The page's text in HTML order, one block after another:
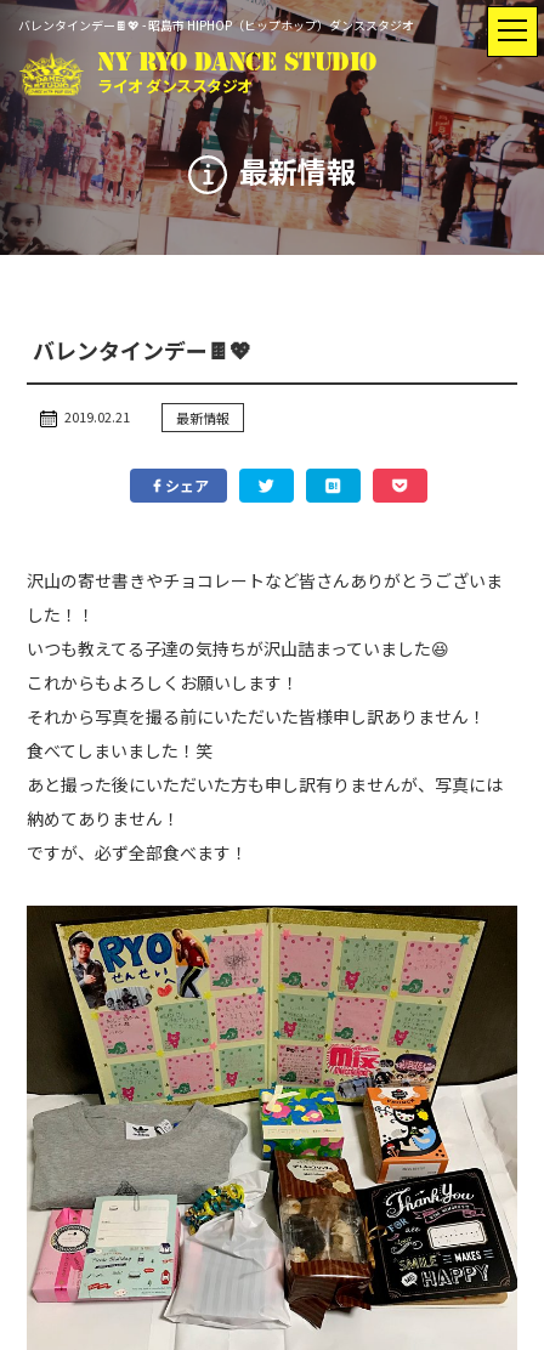
トップ 最新情報
レッスン
スケジュール
スタジオ
Q&A 動画紹介
フォト アクセス
お電話でのお問い合わせはこちら
0428-23-8472
バレンタインデー🍫💖 - 昭島市 HIPHOP（ヒップホップ）ダンススタジオ
NY RYO DANCE STUDIO
ライオ ダンススタジオ
最新情報
バレンタインデー🍫💖
2019.02.21 最新情報
シェア
沢山の寄せ書きやチョコレートなど皆さんありがとうございま
した！！
いつも教えてる子達の気持ちが沢山詰まっていました😆
これからもよろしくお願いします！
それから写真を撮る前にいただいた皆様申し訳ありません！
食べてしまいました！笑
あと撮った後にいただいた方も申し訳有りませんが、写真には
納めてありません！
ですが、必ず全部食べます！